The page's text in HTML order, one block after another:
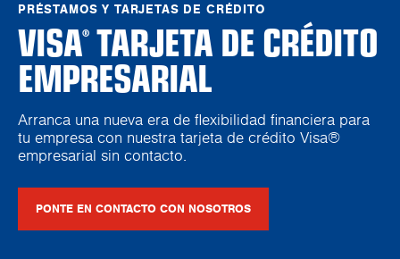
PRÉSTAMOS Y TARJETAS DE CRÉDITO
VISA®TARJETA DE CRÉDITO
EMPRESARIAL
Arranca una nueva era de flexibilidad financiera para
tu empresa con nuestra tarjeta de crédito Visa®
empresarial sin contacto.
PONTE EN CONTACTO CON NOSOTROS